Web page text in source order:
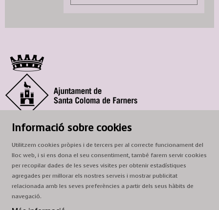
© Ajuntament de Santa Coloma de Farners
: de dilluns a dissabte, de 9 a 13 h.
Adreça: c. del Prat, 16, 17430 Santa Coloma de Farners
A/e:cultura@scf.cat
Sitemap
Informació sobre cookies
Utilitzem cookies pròpies i de tercers per al correcte funcionament del
lloc web, i si ens dona el seu consentiment, també farem servir cookies
per recopilar dades de les seves visites per obtenir estadístiques
agregades per millorar els nostres serveis i mostrar publicitat
relacionada amb les seves preferències a partir dels seus hàbits de
navegació.